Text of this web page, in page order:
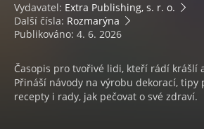
Vydavatel: Extra Publishing, s. r. o.
Další čísla: Rozmarýna
Publikováno: 4. 6. 2026
Časopis pro tvořivé lidi, kteří rádí krášlí
Přináší návody na výrobu dekorací, tipy
recepty i rady, jak pečovat o své zdraví.